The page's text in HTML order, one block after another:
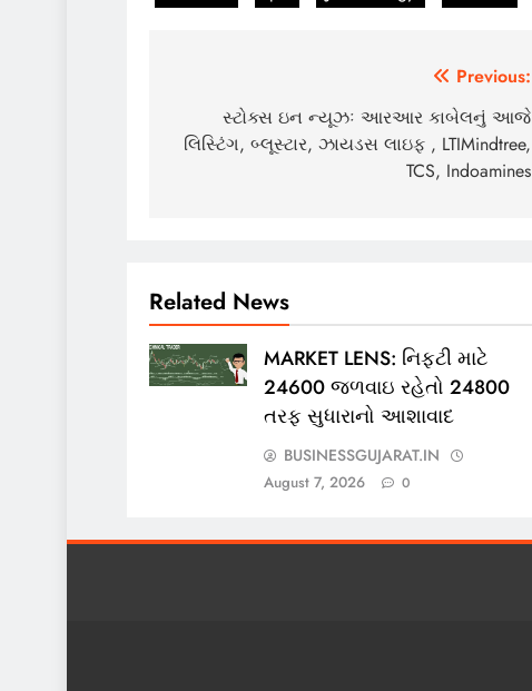
navigation
Previous:
સ્ટોક્સ ઇન ન્યૂઝઃ આરઆર કાબેલનું આજે
લિસ્ટિંગ, બ્લૂસ્ટાર, ઝાયડસ લાઇફ , LTIMindtree,
TCS, Indoamines
Related News
MARKET LENS: નિફ્ટી માટે
24600 જળવાઇ રહેતો 24800
તરફ સુધારાનો આશાવાદ
BUSINESSGUJARAT.IN
August 7, 2026 0